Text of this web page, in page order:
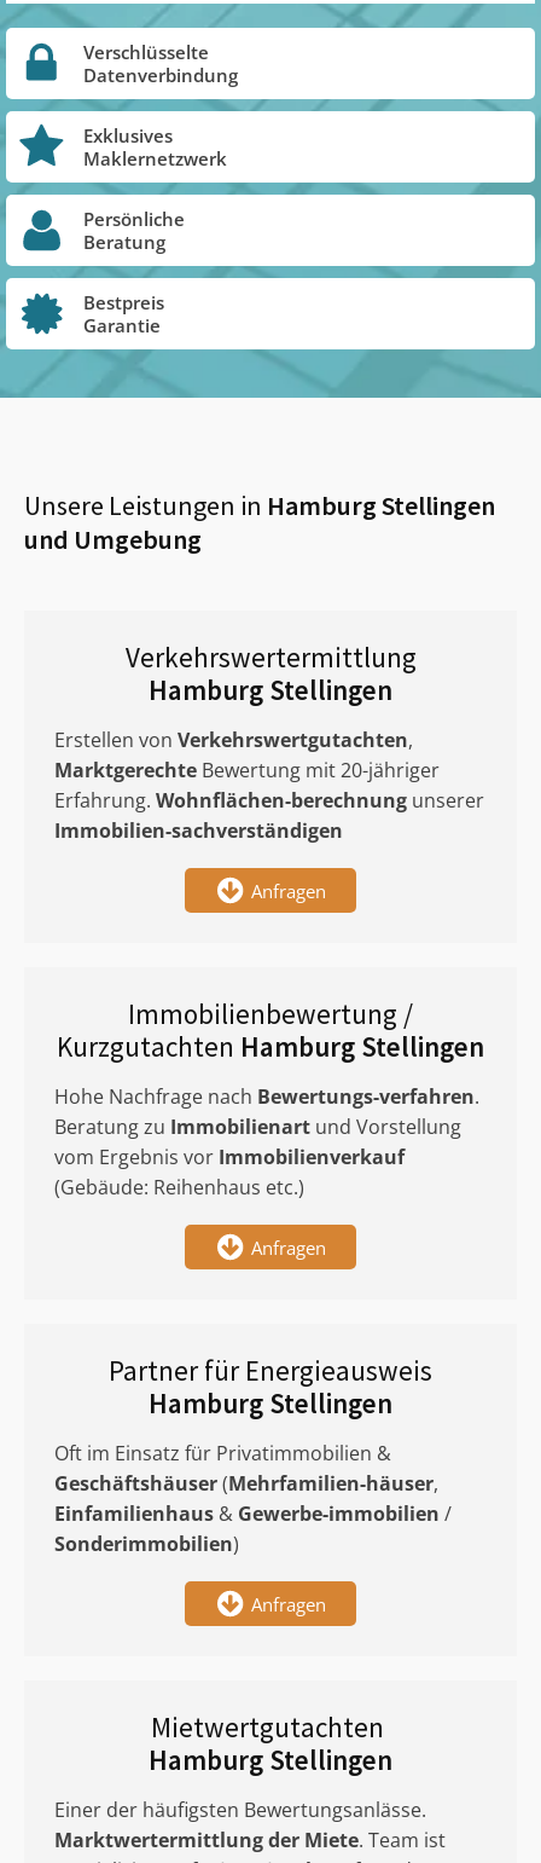
Verschlüsselte
Datenverbindung
Exklusives
Maklernetzwerk
Persönliche
Beratung
Bestpreis
Garantie
Unsere Leistungen in Hamburg Stellingen
und Umgebung
Verkehrswertermittlung
Hamburg Stellingen
Erstellen von Verkehrswertgutachten,
Marktgerechte Bewertung mit 20-jähriger
Erfahrung. Wohnflächen-berechnung unserer
Immobilien-sachverständigen
Anfragen
Immobilienbewertung /
Kurzgutachten Hamburg Stellingen
Hohe Nachfrage nach Bewertungs-verfahren.
Beratung zu Immobilienart und Vorstellung
vom Ergebnis vor Immobilienverkauf
(Gebäude: Reihenhaus etc.)
Anfragen
Partner für Energieausweis
Hamburg Stellingen
Oft im Einsatz für Privatimmobilien &
Geschäftshäuser(Mehrfamilien-häuser,
Einfamilienhaus & Gewerbe-immobilien /
Sonderimmobilien)
Anfragen
Mietwertgutachten
Hamburg Stellingen
Einer der häufigsten Bewertungsanlässe.
Marktwertermittlungder Miete. Team ist